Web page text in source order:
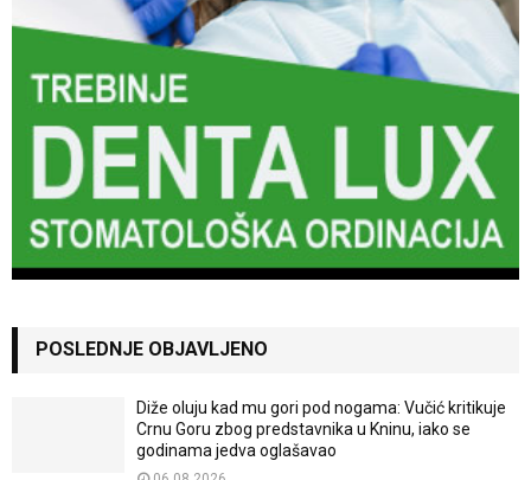
POSLEDNJE OBJAVLJENO
Diže oluju kad mu gori pod nogama: Vučić kritikuje
Crnu Goru zbog predstavnika u Kninu, iako se
godinama jedva oglašavao